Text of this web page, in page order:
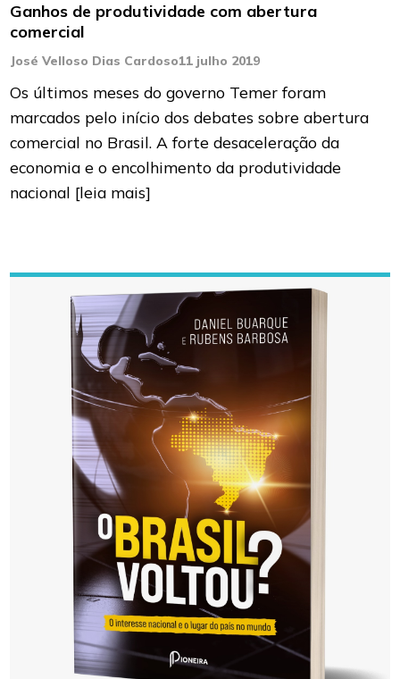
Ganhos de produtividade com abertura
comercial
José Velloso Dias Cardoso11 julho 2019
Os últimos meses do governo Temer foram
marcados pelo início dos debates sobre abertura
comercial no Brasil. A forte desaceleração da
economia e o encolhimento da produtividade
nacional [leia mais]